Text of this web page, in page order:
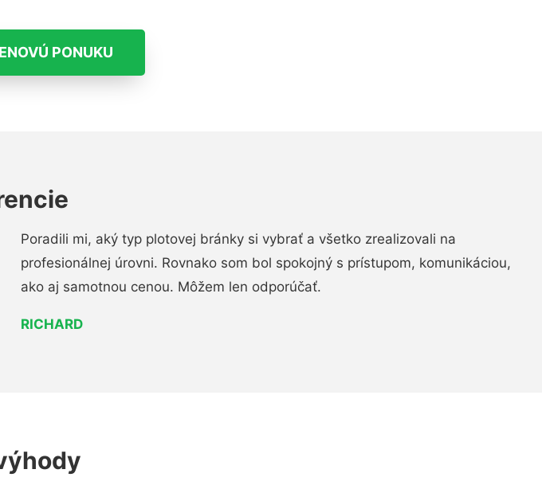
PONUKU
Poradili mi, aký typ plotovej bránky si vybrať a všetko zrealizovali na
profesionálnej úrovni. Rovnako som bol spokojný s prístupom, komunikáciou,
ako aj samotnou cenou. Môžem len odporúčať.
RICHARD